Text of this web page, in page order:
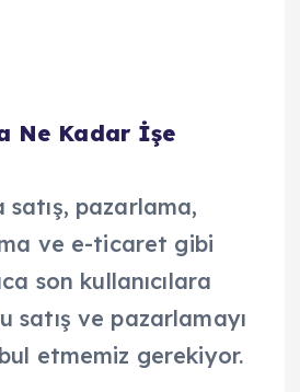
Ne Kadar İşe
pazarlama,
ve e-ticaret gibi
son kullanıcılara
satış ve pazarlamayı
etmemiz gerekiyor.